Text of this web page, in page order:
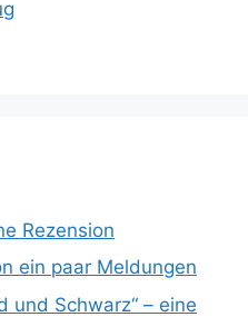
Rezension
ein paar Meldungen
und Schwarz“ – eine